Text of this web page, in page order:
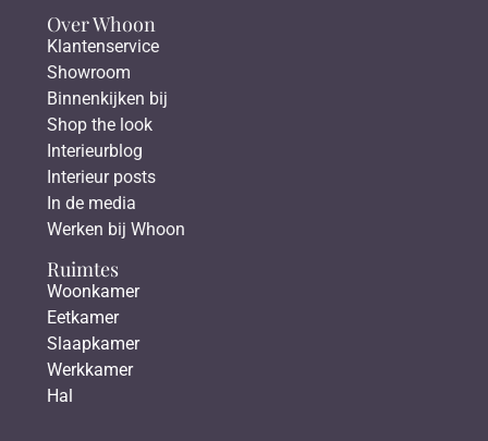
Over Whoon
Klantenservice
Showroom
Binnenkijken bij
Shop the look
Interieurblog
Interieur posts
In de media
Werken bij Whoon
Ruimtes
Woonkamer
Eetkamer
Slaapkamer
Werkkamer
Hal